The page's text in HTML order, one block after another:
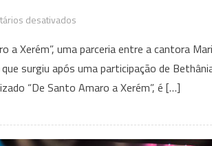
desativadosem
Bethânia
e
Zeca
no
KM
a Xerém”, uma parceria entre a cantora
surgiu após uma participação de
“De Santo Amaro a Xerém”, é […]